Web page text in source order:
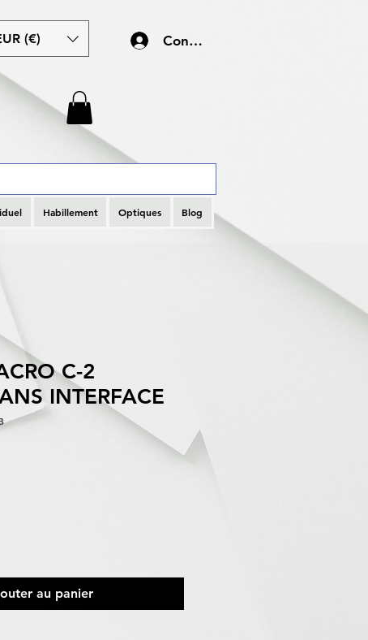
(€) Connexion
Habillement Optiques Blog
C-2
INTERFACE
au panier